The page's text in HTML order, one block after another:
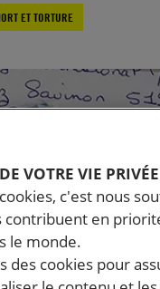
ET TORTURE
VOTRE VIE
c'est nous
contribuent en
le monde.
des cookies pour